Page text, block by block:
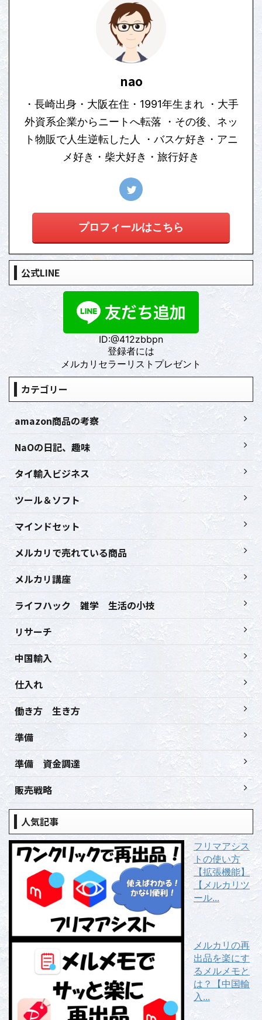
nao
・長崎出身・大阪在住・1991年生まれ ・大手
外資系企業からニートへ転落 ・その後、ネッ
ト物販で人生逆転した人 ・バスケ好き・アニ
メ好き・柴犬好き・旅行好き
プロフィールはこちら
公式LINE
ID:@412zbbpn
登録者には
メルカリセラーリストプレゼント
カテゴリー
amazon商品の考察
NaOの日記、趣味
タイ輸入ビジネス
ツール＆ソフト
マインドセット
メルカリで売れている商品
メルカリ講座
ライフハック 雑学 生活の小技
リサーチ
中国輸入
仕入れ
働き方 生き方
準備
準備 資金調達
販売戦略
人気記事
フリマアシス
トの使い方
【拡張機能】
【メルカリツ
ール...
メルカリの再
出品を楽にす
るメルメモと
は？【中国輸
入...